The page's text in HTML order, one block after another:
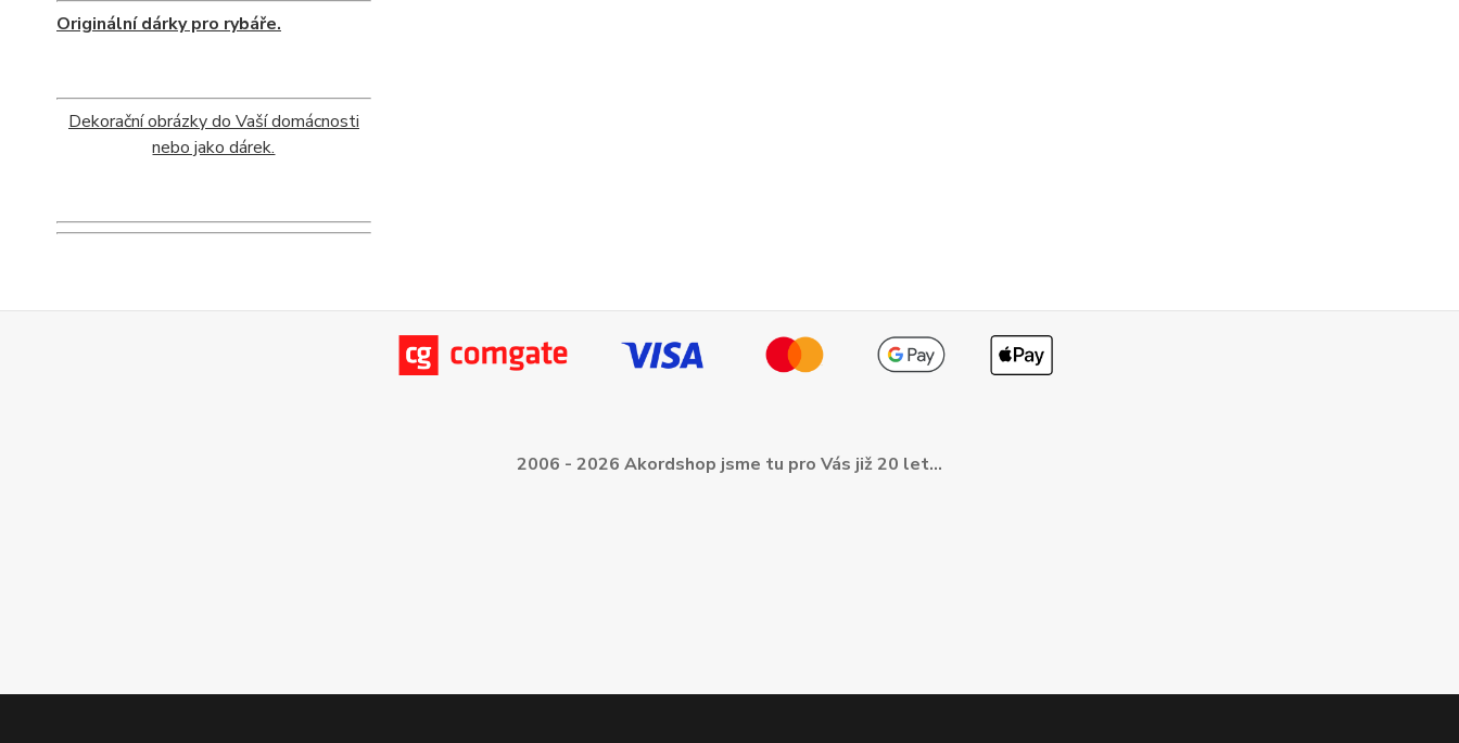
Originální dárky pro rybáře.
Dekorační obrázky do Vaší domácnosti
nebo jako dárek.
2006 - 2026 Akordshop jsme tu pro Vás již 20 let...